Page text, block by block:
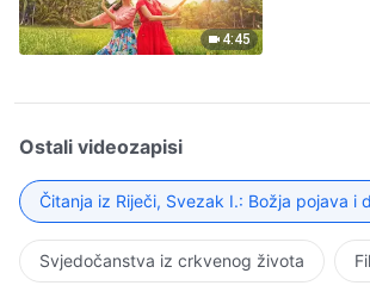
4:45
Ostali videozapisi
Čitanja iz Riječi, Svezak I.: Božja pojava i
Svjedočanstva iz crkvenog života